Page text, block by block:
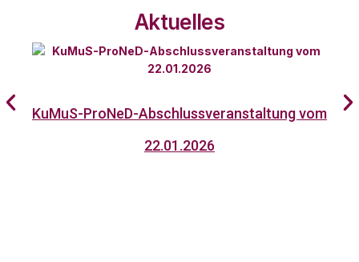
Aktuelles
KuMuS-ProNeD-Abschlussveranstaltung vom
22.01.2026